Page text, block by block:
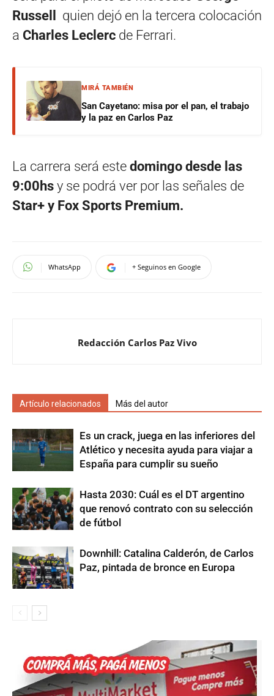
Russell
quien dejó en la tercera colocación
a Charles Leclerc de Ferrari.
MIRÁ TAMBIÉN
San Cayetano: misa por el pan, el trabajo
y la paz en Carlos Paz
La carrera será este domingo desde las
9:00hs y se podrá ver por las señales de
Star+ y Fox Sports Premium.
WhatsApp + Seguinos en Google
Redacción Carlos Paz Vivo
Artículo relacionados Más del autor
Es un crack, juega en las inferiores del
Atlético y necesita ayuda para viajar a
España para cumplir su sueño
Hasta 2030: Cuál es el DT argentino
que renovó contrato con su selección
de fútbol
Downhill: Catalina Calderón, de Carlos
Paz, pintada de bronce en Europa